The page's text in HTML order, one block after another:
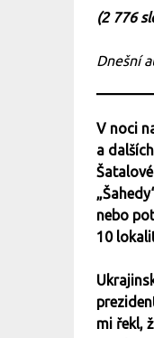
(2 776
Dnešní
V noci
a
nebo
10
mi řekl,